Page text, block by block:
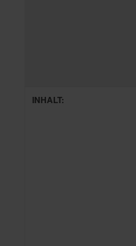
INHALT: